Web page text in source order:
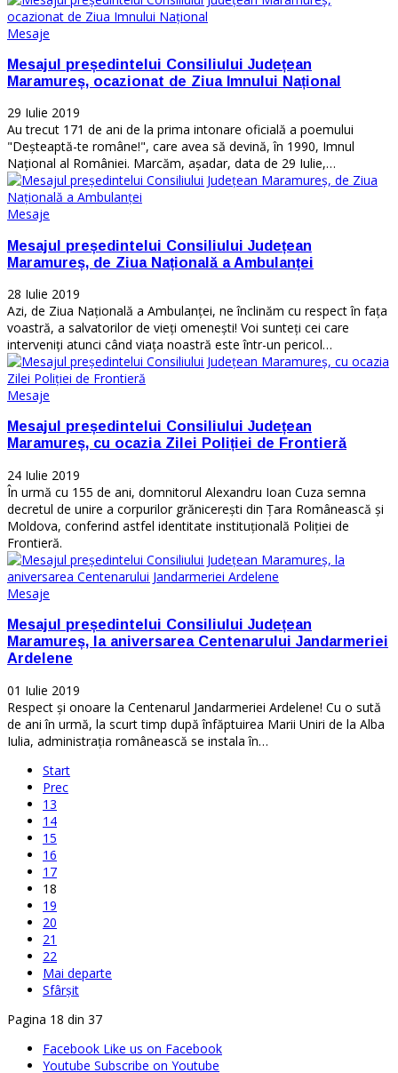
Mesaje
Mesajul președintelui Consiliului Județean
Maramureș, ocazionat de Ziua Imnului Național
29 Iulie 2019
Au trecut 171 de ani de la prima intonare oficială a poemului
"Deșteaptă-te române!", care avea să devină, în 1990, Imnul
Național al României. Marcăm, așadar, data de 29 Iulie,…
Mesaje
Mesajul președintelui Consiliului Județean
Maramureș, de Ziua Națională a Ambulanței
28 Iulie 2019
Azi, de Ziua Națională a Ambulanței, ne înclinăm cu respect în fața
voastră, a salvatorilor de vieți omenești! Voi sunteți cei care
interveniți atunci când viața noastră este într-un pericol…
Mesaje
Mesajul președintelui Consiliului Județean
Maramureș, cu ocazia Zilei Poliției de Frontieră
24 Iulie 2019
În urmă cu 155 de ani, domnitorul Alexandru Ioan Cuza semna
decretul de unire a corpurilor grănicerești din Țara Românească și
Moldova, conferind astfel identitate instituțională Poliției de
Frontieră.
Mesaje
Mesajul președintelui Consiliului Județean
Maramureș, la aniversarea Centenarului Jandarmeriei
Ardelene
01 Iulie 2019
Respect și onoare la Centenarul Jandarmeriei Ardelene! Cu o sută
de ani în urmă, la scurt timp după înfăptuirea Marii Uniri de la Alba
Iulia, administrația românească se instala în…
Start
Prec
13
14
15
16
17
18
19
20
21
22
Mai departe
Sfârșit
Pagina 18 din 37
Facebook Like us on Facebook
Youtube Subscribe on Youtube